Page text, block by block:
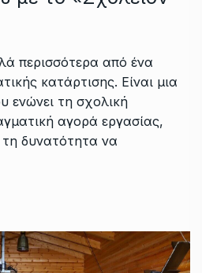
περισσότερα από ένα
κατάρτισης. Είναι μια
ενώνει τη σχολική
αγορά εργασίας,
τη δυνατότητα να